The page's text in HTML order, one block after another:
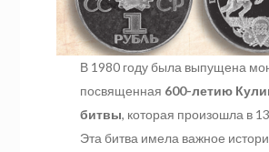
В 1980 году была выпущена
посвященная 600-летию
битвы, которая произошла в
Эта битва имела важное